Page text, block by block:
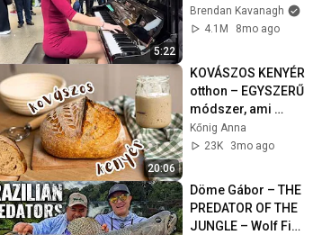
5:22
Brendan Kavanagh
4.1M
8mo ago
20:06
KOVÁSZOS KENYÉR
otthon – EGYSZERŰ
módszer, ami
mindig működik
(kezdőknek is!)
Kőnig Anna
23K
3mo ago
Döme Gábor – THE
PREDATOR OF THE
JUNGLE – Wolf Fish